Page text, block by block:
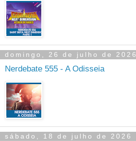
domingo, 26 de julho de 2026
Nerdebate 555 - A Odisseia
sábado, 18 de julho de 2026